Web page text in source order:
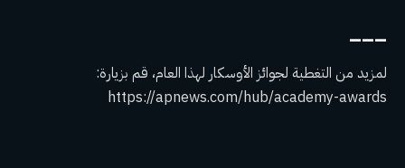
لمزيد من التغطية لجوائز الأوسكار لهذا العام، قم بزيارة:
https://apnews.com/hub/academy-awards